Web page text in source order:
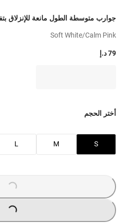
جوارب متوسطة الطول مانعة للإنزلاق
Soft White/calm Pink
79 د.إ
أختر الحجم
S
M
L
...
...